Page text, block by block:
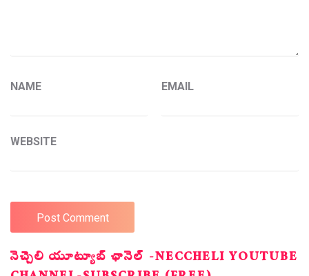
NAME EMAIL
WEBSITE
నెచ్చెలి యూట్యూబ్ ఛానెల్ -NECCHELI YOUTUBE